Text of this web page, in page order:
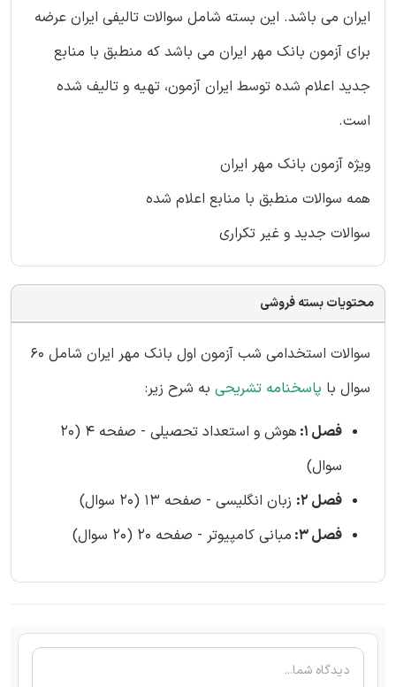
ایران می باشد. این بسته شامل سوالات تالیفی ایران عرضه
برای آزمون بانک مهر ایران می باشد که منطبق با منابع
جدید اعلام شده توسط ایران آزمون، تهیه و تالیف شده
است.
ویژه آزمون بانک مهر ایران
همه سوالات منطبق با منابع اعلام شده
سوالات جدید و غیر تکراری
محتویات بسته فروشی
سوالات استخدامی شب آزمون اول بانک مهر ایران شامل 60
سوال با پاسخنامه تشریحی به شرح زیر:
فصل 1:
هوش و استعداد تحصیلی - صفحه 4 (20
سوال)
فصل 2:
زبان انگلیسی - صفحه 13 (20 سوال)
فصل 3:
مبانی کامپیوتر - صفحه 20 (20 سوال)